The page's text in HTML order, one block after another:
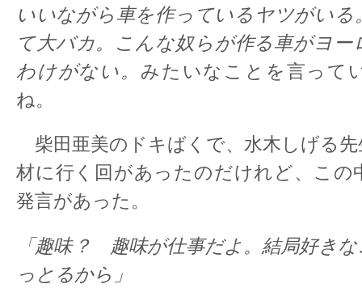
いいながら車を作っているヤツがいる
て大バカ。こんな奴らが作る車がヨー
わけがない。 みたいなことを言って
ね。
柴田亜美のドキばくで、水木しげる
材に行く回があったのだけれど、この
発言があった。
「趣味？ 趣味が仕事だよ。結局好き
っとるから」